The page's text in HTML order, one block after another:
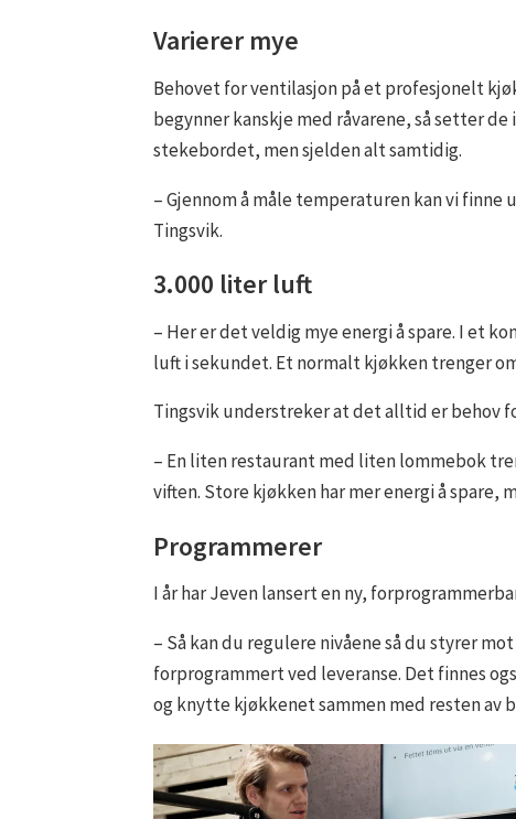
Varierer mye
Behovet for ventilasjon på et profesjonelt
begynner kanskje med råvarene, så setter
stekebordet, men sjelden alt samtidig.
– Gjennom å måle temperaturen kan vi
Tingsvik.
3.000 liter luft
– Her er det veldig mye energi å spare. I et
luft i sekundet. Et normalt kjøkken trenger
Tingsvik understreker at det alltid er behov
– En liten restaurant med liten lommebok
viften. Store kjøkken har mer energi å spare,
Programmerer
I år har Jeven lansert en ny,
– Så kan du regulere nivåene så du styrer
forprogrammert ved leveranse. Det finnes
og knytte kjøkkenet sammen med resten av